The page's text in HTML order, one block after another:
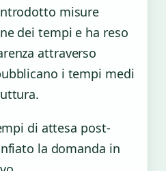
misure
dei tempi e ha reso
attraverso
i tempi medi
di attesa post-
la domanda in